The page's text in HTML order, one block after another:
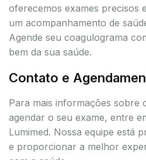
oferecemos exames precisos
um acompanhamento de
Agende seu coagulograma
bem da sua saúde.
Contato e
Para mais informações sobre
agendar o seu exame, entre
Lumimed. Nossa equipe está
e proporcionar a melhor